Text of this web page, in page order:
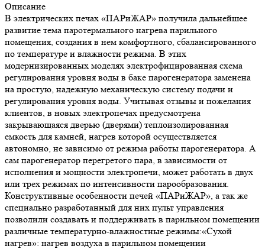
Описание
В электрических печах «ПАРиЖАР» получила дальнейшее
развитие тема паротермального нагрева парильного
помещения, создания в нем комфортного, сбалансированного
по температуре и влажности режима. В этих
модернизированных моделях электрофицированная схема
регулирования уровня воды в баке парогенератора заменена
на простую, надежную механическую систему подачи и
регулирования уровня воды. Учитывая отзывы и пожелания
клиентов, в новых электропечах предусмотрена
закрывающаяся дверью (дверями) теплоизолированная
емкость для камней, нагрев которой осуществляется
автономно, не зависимо от режима работы парогенератора. А
сам парогенератор перегретого пара, в зависимости от
исполнения и мощности электропечи, может работать в двух
или трех режимах по интенсивности парообразования.
Конструктивные особенности печей «ПАРиЖАР», а так же
специально разработанный для них пульт управления
позволили создавать и поддерживать в парильном помещении
различные температурно-влажностные режимы:«Сухой
нагрев»: нагрев воздуха в парильном помещении